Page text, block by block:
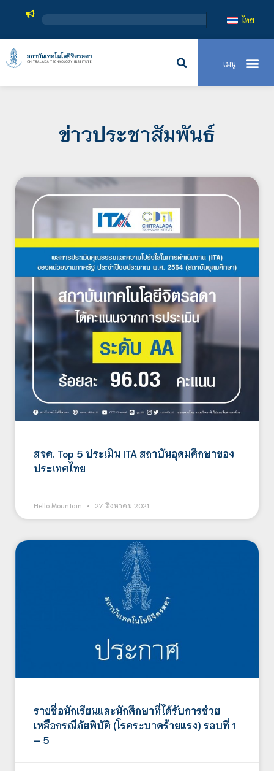
ไทย
ข่าวประชาสัมพันธ์
สจด. Top 5 ประเมิน ITA สถาบันอุดมศึกษาของ
ประเทศไทย
Hello Mountain 27 สิงหาคม 2021
รายชื่อนักเรียนและนักศึกษาที่ได้รับการช่วย
เหลือกรณีภัยพิบัติ (โรคระบาดร้ายแรง) รอบที่ 1
– 5